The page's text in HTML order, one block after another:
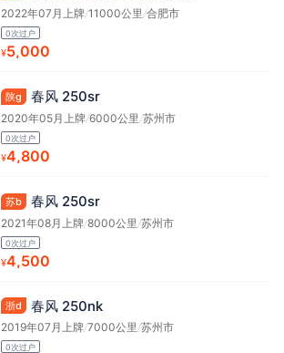
2022年07月上牌/11000公里 /合肥市
0次过户
¥5,000
陕g 春风 250sr
2020年05月上牌/6000公里 /苏州市
0次过户
¥4,800
苏b 春风 250sr
2021年08月上牌/8000公里 /苏州市
0次过户
¥4,500
浙d 春风 250nk
2019年07月上牌/7000公里/苏州市
0次过户